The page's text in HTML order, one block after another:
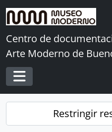
Skip to main content
Centro de
Arte Moderno de
Toggle navigation
Restringir